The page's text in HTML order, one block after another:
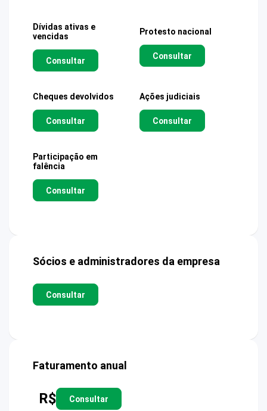
Dívidas ativas e
vencidas
Consultar
Protesto nacional
Consultar
Cheques devolvidos
Consultar
Ações judiciais
Consultar
Participação em
falência
Consultar
Sócios e administradores da empresa
Consultar
Faturamento anual
R$ Consultar